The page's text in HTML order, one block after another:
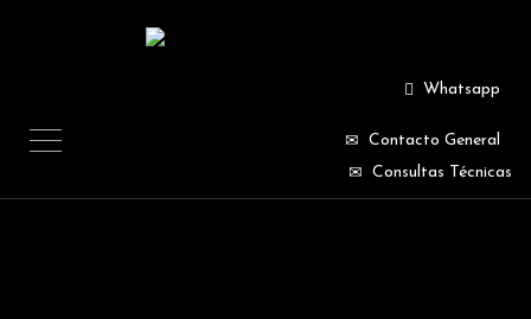
Whatsapp
Contacto General
Consultas Técnicas